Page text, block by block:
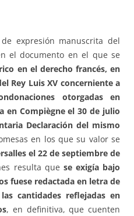
expresión manuscrita del
el documento en el que se
en el derecho francés, en
Rey Luis XV concerniente a
otorgadas en
en Compiègne el 30 de julio
Declaración del mismo
en los que su valor se
el 22 de septiembre de
resulta que se exigía bajo
fuese redactada en letra de
cantidades reflejadas en
, en definitiva, que cuenten